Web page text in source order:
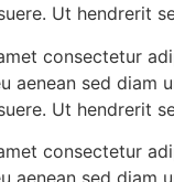
Ut hendrerit
consectetur
aenean sed diam
Ut hendrerit
consectetur
aenean sed diam